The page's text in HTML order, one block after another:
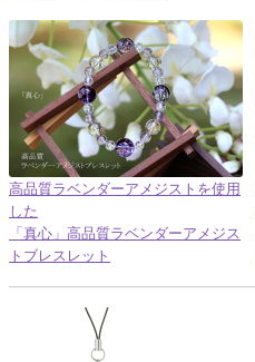
高品質ラベンダーアメジストを使用
した
「真心」高品質ラベンダーアメジス
トブレスレット